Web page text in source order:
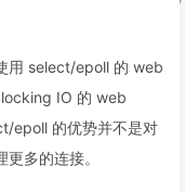
用 select/epoll 的 web
IO 的 web
epoll 的优势并不是对
多的连接。